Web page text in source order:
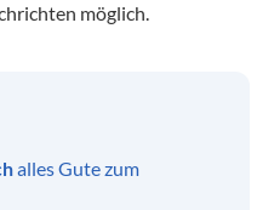
möglich.
alles Gute zum